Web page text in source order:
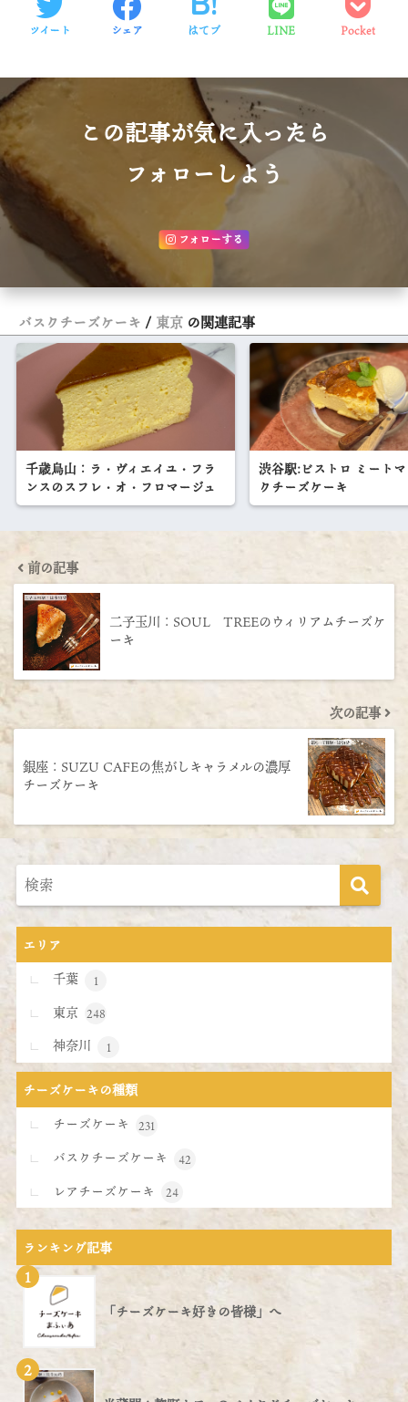
ツイート シェア はてブ LINE Pocket
この記事が気に入ったら
フォローしよう
フォローする
バスクチーズケーキ 東京 の関連記事
千歳烏山：ラ・ヴィエイユ・フラ
ンスのスフレ・オ・フロマージュ
渋谷駅:ビストロ ミート
クチーズケーキ
前の記事
二子玉川：SOUL TREEのウィリアムチーズケ
ーキ
次の記事
銀座：SUZU CAFEの焦がしキャラメルの濃厚
チーズケーキ
エリア
千葉
1
東京 248
神奈川 1
チーズケーキの種類
チーズケーキ
231
バスクチーズケーキ 42
レアチーズケーキ 24
ランキング記事
1
「チーズケーキ好きの皆様」へ
2